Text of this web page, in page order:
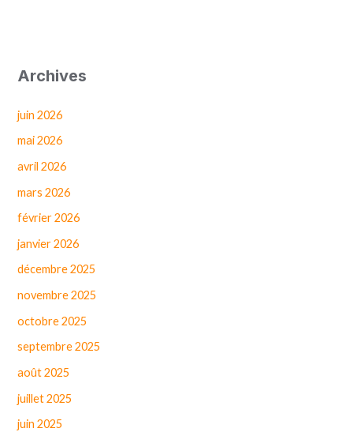
Archives
juin 2026
mai 2026
avril 2026
mars 2026
février 2026
janvier 2026
décembre 2025
novembre 2025
octobre 2025
septembre 2025
août 2025
juillet 2025
juin 2025